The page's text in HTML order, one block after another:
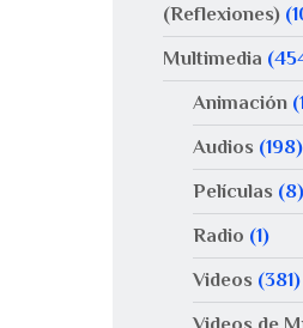
(Reflexiones)
Multimedia
Animación
Audios (198)
Películas (8)
Radio (1)
Videos (381)
Videos de